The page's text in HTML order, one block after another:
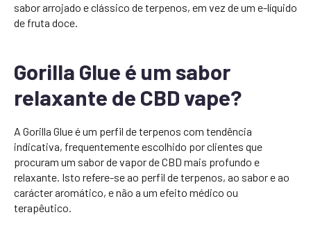
sabor arrojado e clássico de terpenos, em vez de um e-líquido
de fruta doce.
Gorilla Glue é um sabor
relaxante de CBD vape?
A Gorilla Glue é um perfil de terpenos com tendência
indicativa, frequentemente escolhido por clientes que
procuram um sabor de vapor de CBD mais profundo e
relaxante. Isto refere-se ao perfil de terpenos, ao sabor e ao
carácter aromático, e não a um efeito médico ou
terapêutico.